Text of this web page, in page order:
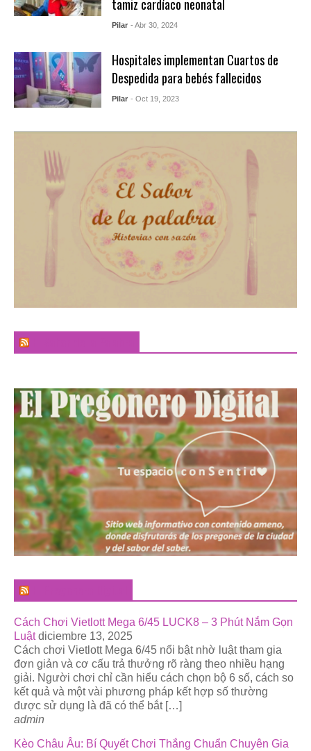
tamiz cardíaco neonatal
Pilar - Abr 30, 2024
Hospitales implementan Cuartos de
Despedida para bebés fallecidos
Pilar - Oct 19, 2023
Cách Chơi Vietlott Mega 6/45 LUCK8 – 3 Phút Nắm Gọn
Luật diciembre 13, 2025
Cách chơi Vietlott Mega 6/45 nổi bật nhờ luật tham gia
đơn giản và cơ cấu trả thưởng rõ ràng theo nhiều hạng
giải. Người chơi chỉ cần hiểu cách chọn bộ 6 số, cách so
kết quả và một vài phương pháp kết hợp số thường
được sử dụng là đã có thể bắt […]
admin
Kèo Châu Âu: Bí Quyết Chơi Thắng Chuẩn Chuyên Gia